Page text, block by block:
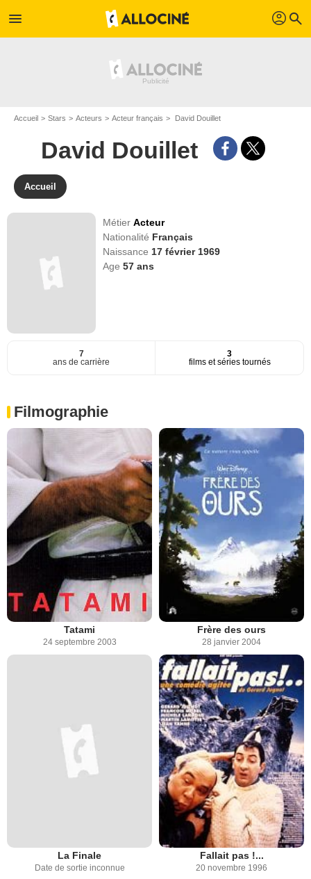
menu profil search
Accueil Stars Acteurs Acteur français David Douillet
David Douillet
Accueil
MétierActeur
Nationalité Français
Naissance 17 février 1969
Age57 ans
7
ans de carrière
3
films et séries tournés
Filmographie
Tatami
24 septembre 2003
Frère des ours
28 janvier 2004
La Finale
Date de sortie inconnue
Fallait pas !...
20 novembre 1996